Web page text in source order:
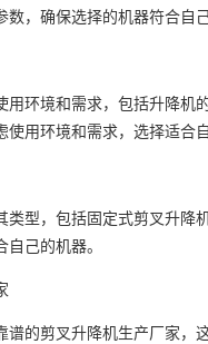
，确保选择的机器符合自己
环境和需求，包括升降
用环境和需求，选择适合
型，包括固定式剪叉升
己的机器。
的剪叉升降机生产厂家